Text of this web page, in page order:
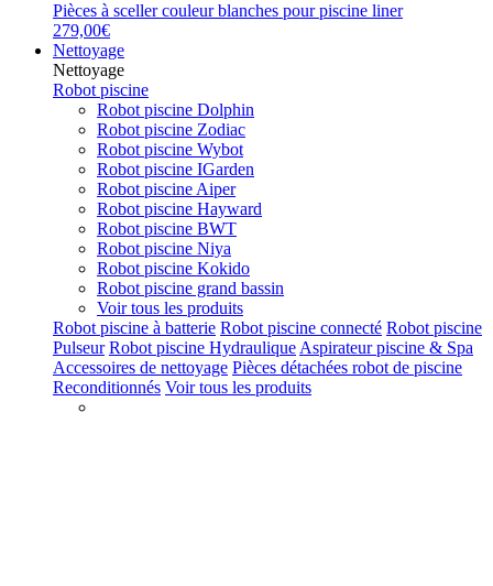
Pièces à sceller couleur blanches pour piscine liner
279,00€
Nettoyage
Nettoyage
Robot piscine
Robot piscine Dolphin
Robot piscine Zodiac
Robot piscine Wybot
Robot piscine IGarden
Robot piscine Aiper
Robot piscine Hayward
Robot piscine BWT
Robot piscine Niya
Robot piscine Kokido
Robot piscine grand bassin
Voir tous les produits
Robot piscine à batterie Robot piscine connecté Robot piscine
Pulseur Robot piscine Hydraulique Aspirateur piscine & Spa
Accessoires de nettoyage Pièces détachées robot de piscine
Reconditionnés Voir tous les produits